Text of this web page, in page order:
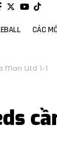
CÁC
Man Utd 1-1